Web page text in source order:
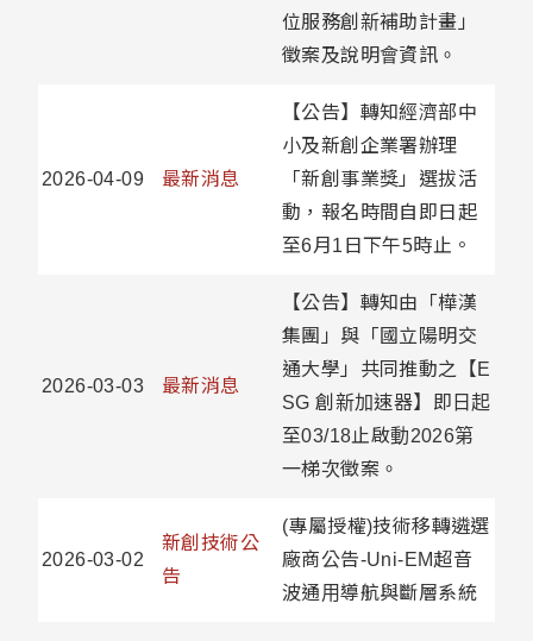
位服務創新補助計畫」
徵案及說明會資訊。
2026-04-09 最新消息
【公告】轉知經濟部中
小及新創企業署辦理
「新創事業獎」選拔活
動，報名時間自即日起
至6月1日下午5時止。
2026-03-03 最新消息
【公告】轉知由「樺漢
集團」與「國立陽明交
通大學」共同推動之【E
SG 創新加速器】即日起
至03/18止啟動2026第
一梯次徵案。
2026-03-02
新創技術公
告
(專屬授權)技術移轉遴選
廠商公告-Uni-EM超音
波通用導航與斷層系統